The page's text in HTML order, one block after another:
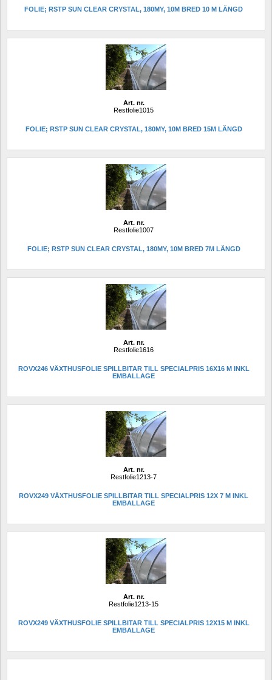
FOLIE; RSTP SUN CLEAR CRYSTAL, 180MY, 10M BRED 10 M LÄNGD
Art. nr.
Restfolie1015
FOLIE; RSTP SUN CLEAR CRYSTAL, 180MY, 10M BRED 15M LÄNGD
Art. nr.
Restfolie1007
FOLIE; RSTP SUN CLEAR CRYSTAL, 180MY, 10M BRED 7M LÄNGD
Art. nr.
Restfolie1616
ROVX246 VÄXTHUSFOLIE SPILLBITAR TILL SPECIALPRIS 16X16 M INKL
EMBALLAGE
Art. nr.
Restfolie1213-7
ROVX249 VÄXTHUSFOLIE SPILLBITAR TILL SPECIALPRIS 12X 7 M INKL
EMBALLAGE
Art. nr.
Restfolie1213-15
ROVX249 VÄXTHUSFOLIE SPILLBITAR TILL SPECIALPRIS 12X15 M INKL
EMBALLAGE